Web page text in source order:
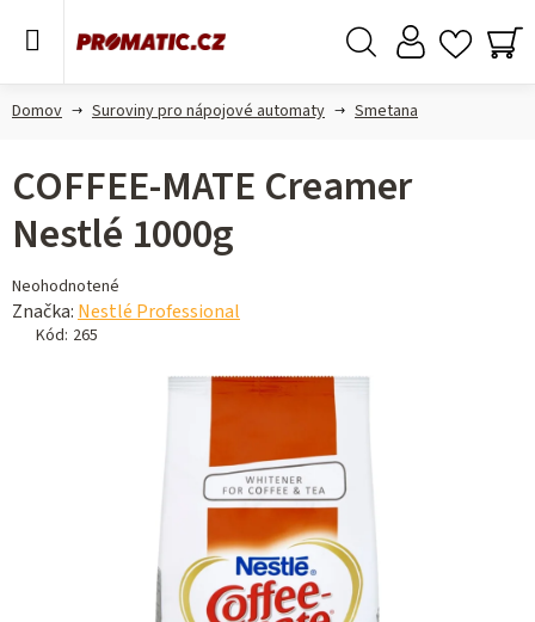
Domov Suroviny pro nápojové automaty Smetana
COFFEE-MATE Creamer
Nestlé 1000g
Priemerné
hodnotenie
produktu
Neohodnotené
Značka: Nestlé Professional
Kód: 265